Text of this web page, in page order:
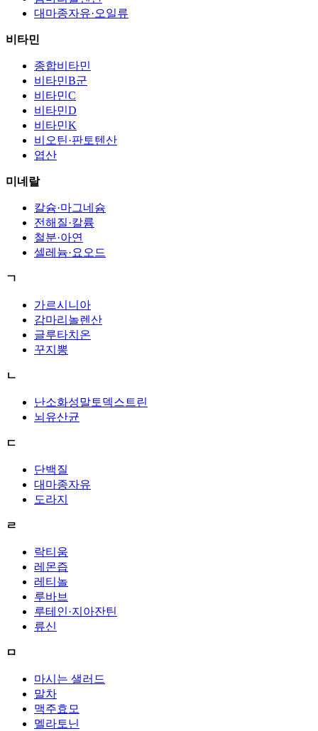
대마종자유·오일류
비타민
종합비타민
비타민B군
비타민C
비타민D
비타민K
비오틴·판토텐산
엽산
미네랄
칼슘·마그네슘
전해질·칼륨
철분·아연
셀레늄·요오드
ㄱ
가르시니아
감마리놀렌산
글루타치온
꾸지뽕
ㄴ
난소화성말토덱스트린
뇌유산균
ㄷ
단백질
대마종자유
도라지
ㄹ
락티움
레몬즙
레티놀
루바브
루테인·지아잔틴
류신
ㅁ
마시는 샐러드
말차
맥주효모
멜라토닌